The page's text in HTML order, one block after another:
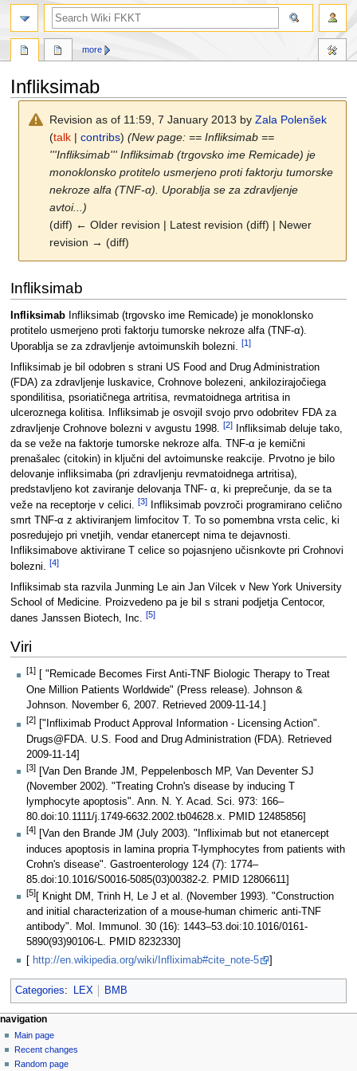
Infliksimab
Revision as of 11:59, 7 January 2013 byZala Polenšek
(talk |contribs) (New page: == Infliksimab ==
'''Infliksimab''' Infliksimab (trgovsko ime Remicade) je
monoklonsko protitelo usmerjeno proti faktorju tumorske
nekroze alfa (TNF-α). Uporablja se za zdravljenje
avtoi...)
(diff) ← Older revision | Latest revision (diff) | Newer
revision → (diff)
to
navigation
to
search
Infliksimab
InfliksimabInfliksimab (trgovsko ime Remicade) je monoklonsko
protitelo usmerjeno proti faktorju tumorske nekroze alfa (TNF-α).
Uporablja se za zdravljenje avtoimunskih bolezni. [1]
Infliksimab je bil odobren s strani US Food and Drug Administration
(FDA) za zdravljenje luskavice, Crohnove bolezeni, ankilozirajočiega
spondilitisa, psoriatičnega artritisa, revmatoidnega artritisa in
ulceroznega kolitisa. Infliksimab je osvojil svojo prvo odobritev FDA za
zdravljenje Crohnove bolezni v avgustu 1998.
[2]Infliksimab deluje tako,
da se veže na faktorje tumorske nekroze alfa. TNF-α je kemični
prenašalec (citokin) in ključni del avtoimunske reakcije. Prvotno je bilo
delovanje infliksimaba (pri zdravljenju revmatoidnega artritisa),
predstavljeno kot zaviranje delovanja TNF- α, ki preprečunje, da se ta
veže na receptorje v celici. [3]Infliksimab povzroči programirano celično
smrt TNF-α z aktiviranjem limfocitov T. To so pomembna vrsta celic, ki
posredujejo pri vnetjih, vendar etanercept nima te dejavnosti.
Infliksimabove aktivirane T celice so pojasnjeno učisnkovte pri Crohnovi
bolezni. [4]
Infliksimab sta razvila Junming Le ain Jan Vilcek v New York University
School of Medicine. Proizvedeno pa je bil s strani podjetja Centocor,
danes Janssen Biotech, Inc.
[5]
Viri
[1]
[ "Remicade Becomes First Anti-TNF Biologic Therapy to Treat
One Million Patients Worldwide" (Press release). Johnson &
Johnson. November 6, 2007. Retrieved 2009-11-14.]
[2]
["Infliximab Product Approval Information - Licensing Action".
Drugs@FDA. U.S. Food and Drug Administration (FDA). Retrieved
2009-11-14]
[3] [Van Den Brande JM, Peppelenbosch MP, Van Deventer SJ
(November 2002). "Treating Crohn's disease by inducing T
lymphocyte apoptosis". Ann. N. Y. Acad. Sci. 973: 166–
80.doi:10.1111/j.1749-6632.2002.tb04628.x. PMID 12485856]
[4]
[Van den Brande JM (July 2003). "Infliximab but not etanercept
induces apoptosis in lamina propria T-lymphocytes from patients with
Crohn's disease". Gastroenterology 124 (7): 1774–
85.doi:10.1016/S0016-5085(03)00382-2. PMID 12806611]
[5] [ Knight DM, Trinh H, Le J et al. (November 1993). "Construction
and initial characterization of a mouse-human chimeric anti-TNF
antibody". Mol. Immunol. 30 (16): 1443–53.doi:10.1016/0161-
5890(93)90106-L. PMID 8232330]
[ http://en.wikipedia.org/wiki/Infliximab#cite_note-5 ]
Categories: LEX BMB
N
a
v
page actions
page
discussion
read
more
personal tools
log
in
navigation
Main page
Recent changes
Random page
search